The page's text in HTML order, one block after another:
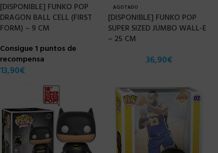
[DISPONIBLE] FUNKO POP
DRAGON BALL CELL (FIRST
FORM) – 9 CM
Consigue 1 puntos de
recompensa
13,90€
AGOTADO
[DISPONIBLE] FUNKO POP
SUPER SIZED JUMBO WALL-E
– 25 CM
36,90€